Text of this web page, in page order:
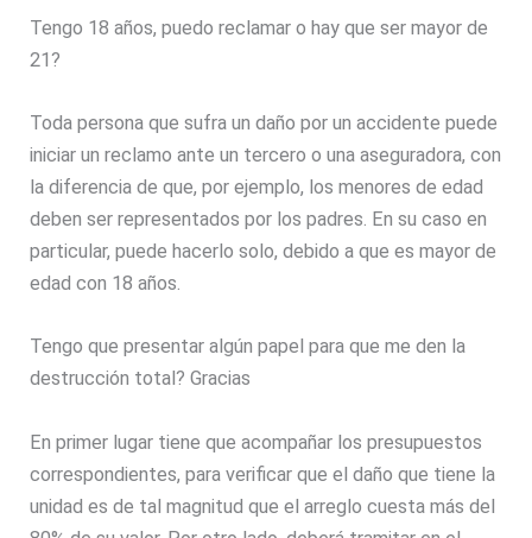
Tengo 18 años, puedo reclamar o hay que ser mayor de
21?
Toda persona que sufra un daño por un accidente puede
iniciar un reclamo ante un tercero o una aseguradora, con
la diferencia de que, por ejemplo, los menores de edad
deben ser representados por los padres. En su caso en
particular, puede hacerlo solo, debido a que es mayor de
edad con 18 años.
Tengo que presentar algún papel para que me den la
destrucción total? Gracias
En primer lugar tiene que acompañar los presupuestos
correspondientes, para verificar que el daño que tiene la
unidad es de tal magnitud que el arreglo cuesta más del